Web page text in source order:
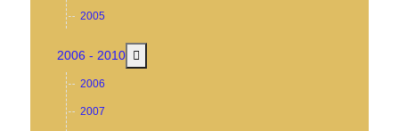
2005
2006 - 2010
2006
2007